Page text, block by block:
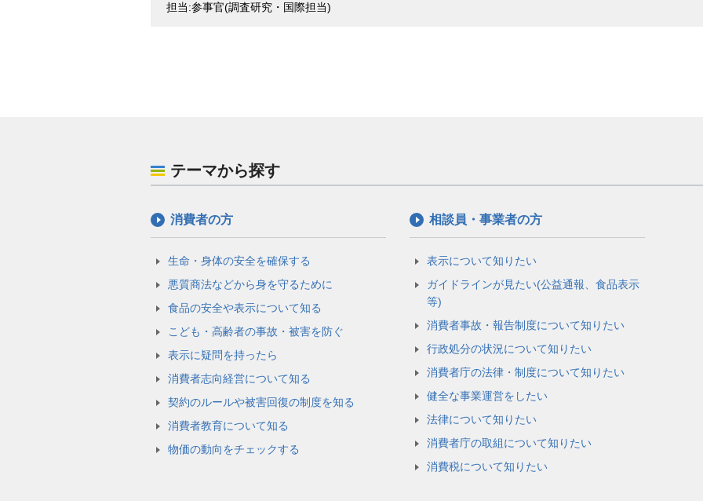
担当:参事官(調査研究・国際担当)
テーマから探す
消費者の方
生命・身体の安全を確保する
悪質商法などから身を守るために
食品の安全や表示について知る
こども・高齢者の事故・被害を防ぐ
表示に疑問を持ったら
消費者志向経営について知る
契約のルールや被害回復の制度を知る
消費者教育について知る
物価の動向をチェックする
相談員・事業者の方
表示について知りたい
ガイドラインが見たい(公益通報、食品表示
等)
消費者事故・報告制度について知りたい
行政処分の状況について知りたい
消費者庁の法律・制度について知りたい
健全な事業運営をしたい
法律について知りたい
消費者庁の取組について知りたい
消費税について知りたい